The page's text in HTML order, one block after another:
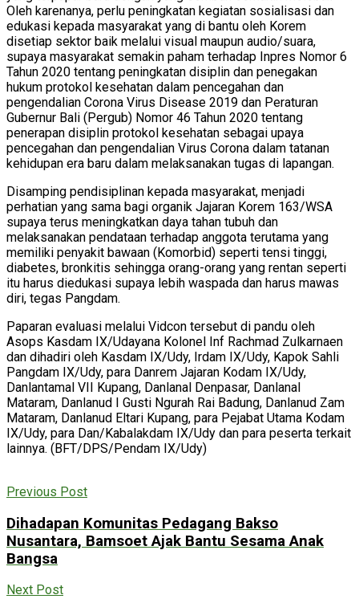
Oleh karenanya, perlu peningkatan kegiatan sosialisasi dan
edukasi kepada masyarakat yang di bantu oleh Korem
disetiap sektor baik melalui visual maupun audio/suara,
supaya masyarakat semakin paham terhadap Inpres Nomor 6
Tahun 2020 tentang peningkatan disiplin dan penegakan
hukum protokol kesehatan dalam pencegahan dan
pengendalian Corona Virus Disease 2019 dan Peraturan
Gubernur Bali (Pergub) Nomor 46 Tahun 2020 tentang
penerapan disiplin protokol kesehatan sebagai upaya
pencegahan dan pengendalian Virus Corona dalam tatanan
kehidupan era baru dalam melaksanakan tugas di lapangan.
Disamping pendisiplinan kepada masyarakat, menjadi
perhatian yang sama bagi organik Jajaran Korem 163/WSA
supaya terus meningkatkan daya tahan tubuh dan
melaksanakan pendataan terhadap anggota terutama yang
memiliki penyakit bawaan (Komorbid) seperti tensi tinggi,
diabetes, bronkitis sehingga orang-orang yang rentan seperti
itu harus diedukasi supaya lebih waspada dan harus mawas
diri, tegas Pangdam.
Paparan evaluasi melalui Vidcon tersebut di pandu oleh
Asops Kasdam IX/Udayana Kolonel Inf Rachmad Zulkarnaen
dan dihadiri oleh Kasdam IX/Udy, Irdam IX/Udy, Kapok Sahli
Pangdam IX/Udy, para Danrem Jajaran Kodam IX/Udy,
Danlantamal VII Kupang, Danlanal Denpasar, Danlanal
Mataram, Danlanud I Gusti Ngurah Rai Badung, Danlanud Zam
Mataram, Danlanud Eltari Kupang, para Pejabat Utama Kodam
IX/Udy, para Dan/Kabalakdam IX/Udy dan para peserta terkait
lainnya. (BFT/DPS/Pendam IX/Udy)
Previous Post
Dihadapan Komunitas Pedagang Bakso
Nusantara, Bamsoet Ajak Bantu Sesama Anak
Bangsa
Next Post